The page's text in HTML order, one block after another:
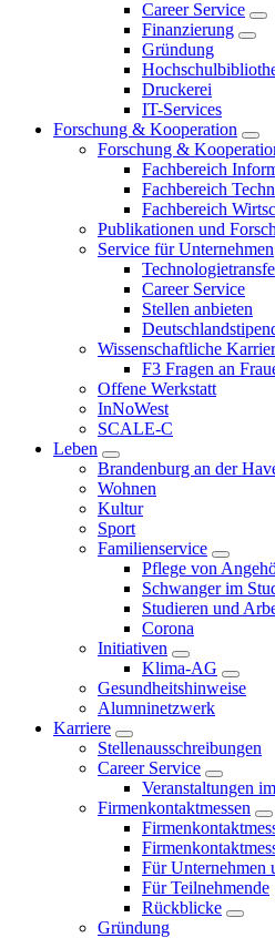
Career Service
Finanzierung
Gründung
Druckerei
IT-Services
Forschung & Kooperation
Forschung &
Fachbereich
Fachbereich
Fachbereich
Publikationen und
Service für Unternehmen
Career Service
Stellen anbieten
Wissenschaftliche
F3 Fragen an
Offene Werkstatt
InNoWest
SCALE-C
Leben
Brandenburg an der
Wohnen
Kultur
Sport
Familienservice
Pflege von
Schwanger im
Studieren und
Corona
Initiativen
Klima-AG
Gesundheitshinweise
Alumninetzwerk
Karriere
Stellenausschreibungen
Career Service
Veranstaltungen
Firmenkontaktmessen
Für Unternehmen
Für Teilnehmende
Rückblicke
Gründung